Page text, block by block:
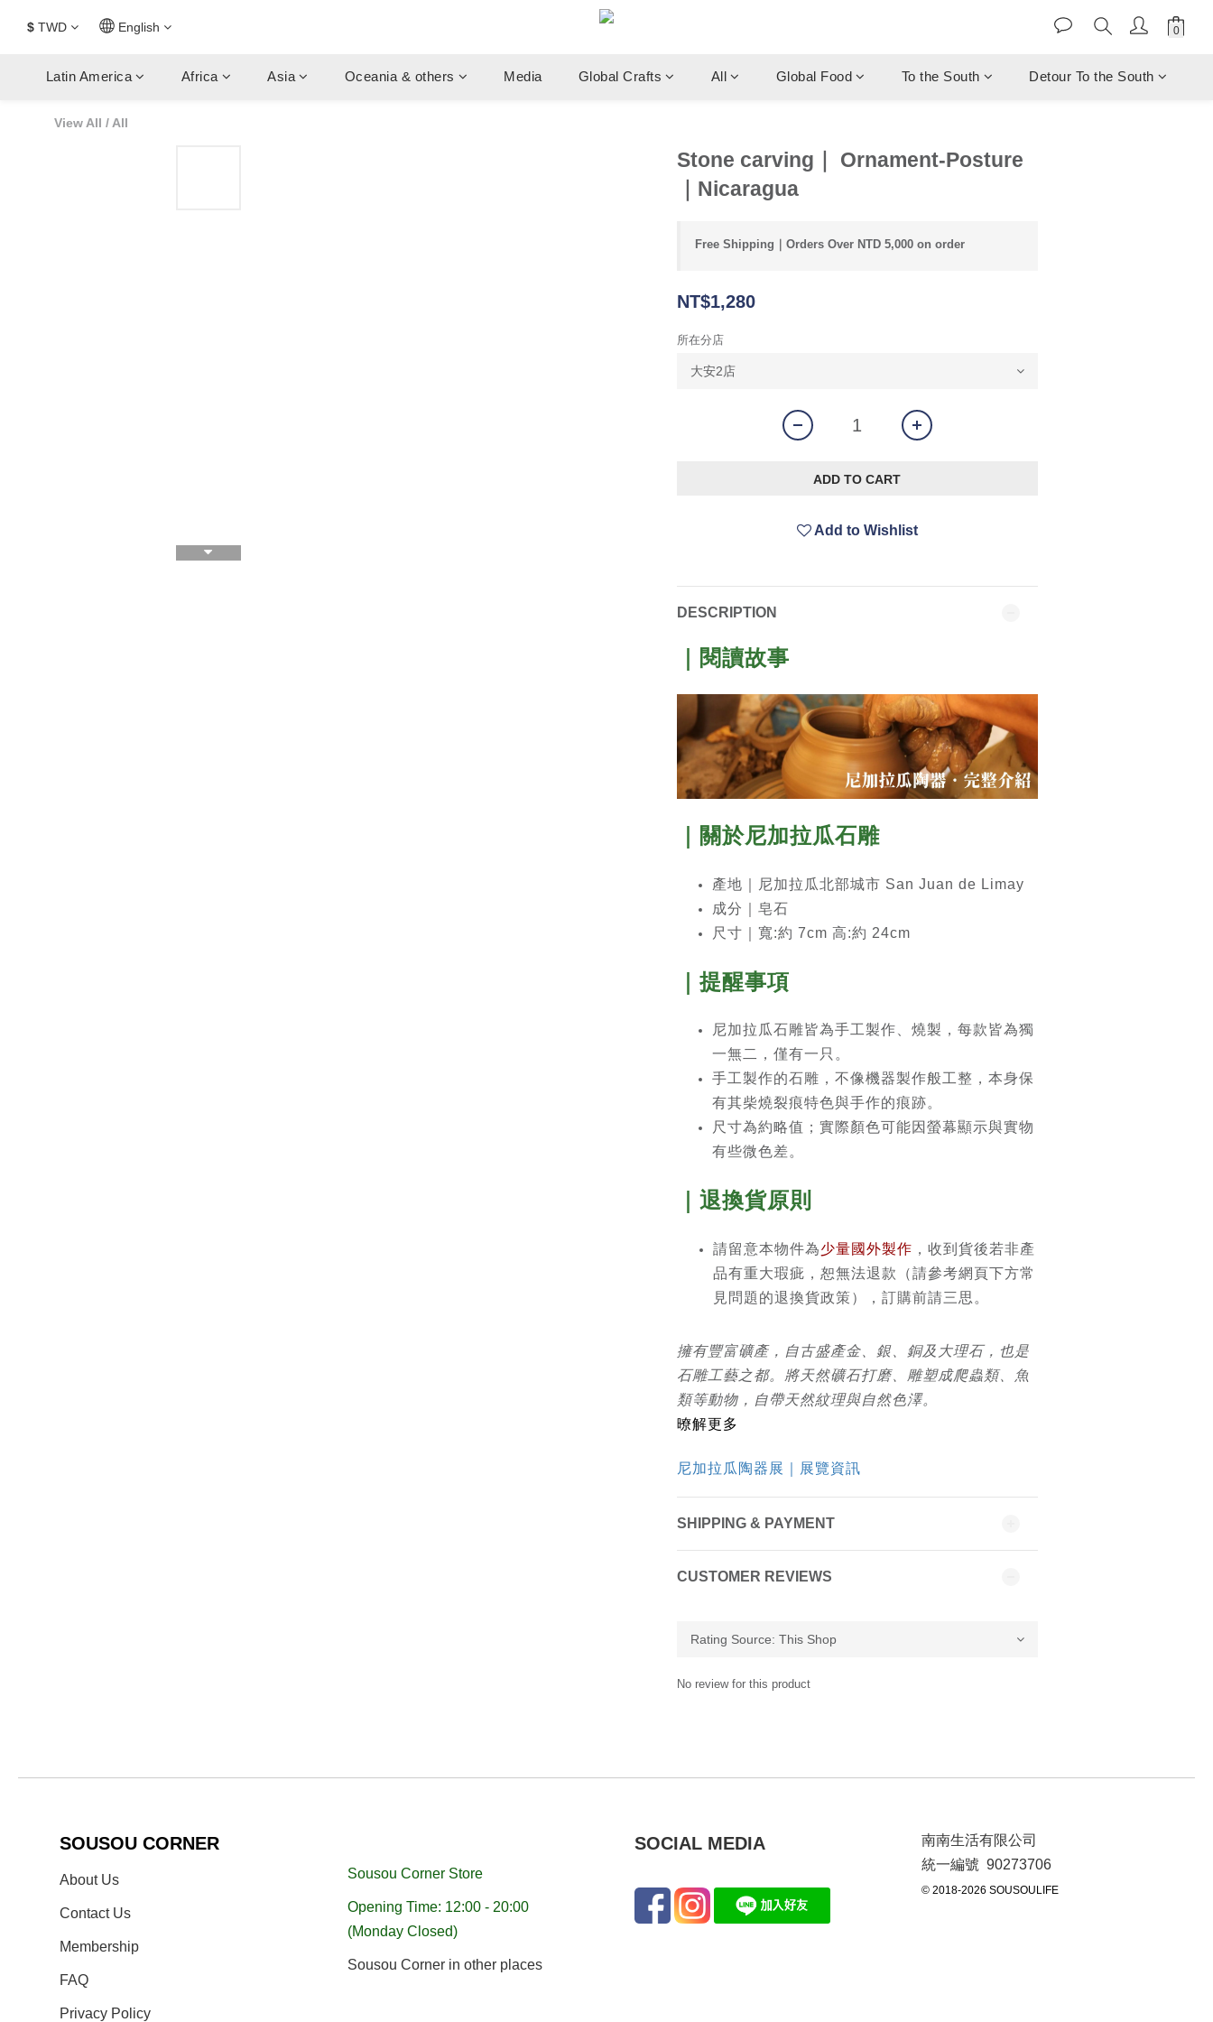
$ TWD English
Latin America Africa Asia Oceania & others Media Global Crafts All Global Food To the South Detour To the South
View All / All
Stone carving｜ Ornament-Posture
｜Nicaragua
Free Shipping｜Orders Over NTD 5,000 on order
NT$1,280
所在分店
ADD TO CART
Add to Wishlist
DESCRIPTION
｜閱讀故事
｜關於尼加拉瓜石雕
產地｜尼加拉瓜北部城市 San Juan de Limay
成分｜ 皂石
尺寸｜寬:約 7cm 高:約 24cm
｜提醒事項
尼加拉瓜石雕皆為手工製作、燒製，每款皆為獨
一無二，僅有一只。
手工製作的石雕，不像機器製作般工整，本身保
有其柴燒裂痕特色與手作的痕跡。
尺寸為約略值；實際顏色可能因螢幕顯示與實物
有些微色差。
｜退換貨原則
請留意本物件為少量國外製作 ，收到貨後若非產
品有重大瑕疵，恕無法退款（請參考網頁下方常
見問題的退換貨政策），訂購前請三思。
擁有豐富礦產，自古盛產金、銀、銅及大理石，也是
石雕工藝之都。將天然礦石打磨、雕塑成爬蟲類、魚
類等動物，自帶天然紋理與自然色澤。
暸解更多
尼加拉瓜陶器展｜展覽資訊
SHIPPING & PAYMENT
CUSTOMER REVIEWS
No review for this product
SOUSOU CORNER
About Us
Contact Us
Membership
FAQ
Privacy Policy
Sousou Corner Store
Opening Time: 12:00 - 20:00
(Monday Closed)
Sousou Corner in other places
SOCIAL MEDIA
南南生活有限公司
統一編號 90273706
© 2018-2026 SOUSOULIFE